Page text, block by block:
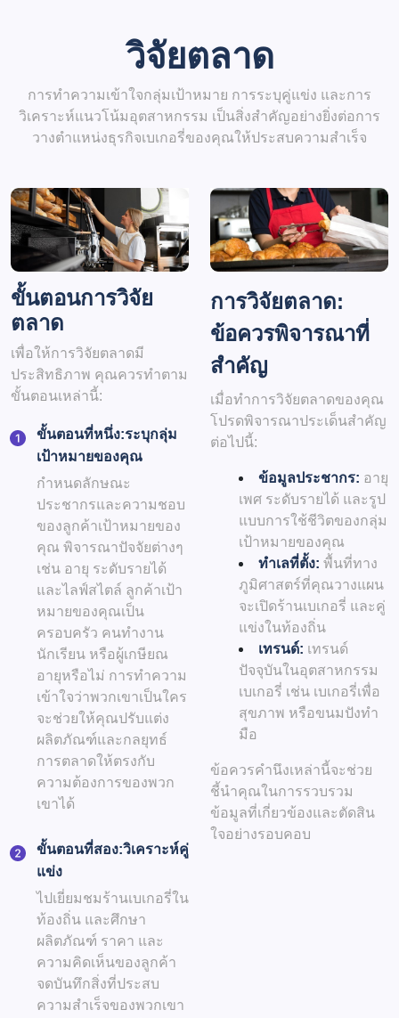
วิจัยตลาด
การทำความเข้าใจกลุ่มเป้าหมาย การระบุคู่แข่ง และการ
วิเคราะห์แนวโน้มอุตสาหกรรม เป็นสิ่งสำคัญอย่างยิ่งต่อการ
วางตำแหน่งธุรกิจเบเกอรี่ของคุณให้ประสบความสำเร็จ
ขั้นตอนการวิจัย
ตลาด
เพื่อให้การวิจัยตลาดมี
ประสิทธิภาพ คุณควรทำตาม
ขั้นตอนเหล่านี้:
ขั้นตอนที่หนึ่ง:ระบุกลุ่ม
เป้าหมายของคุณ
กำหนดลักษณะ
ประชากรและความชอบ
ของลูกค้าเป้าหมายของ
คุณ พิจารณาปัจจัยต่างๆ
เช่น อายุ ระดับรายได้
และไลฟ์สไตล์ ลูกค้าเป้า
หมายของคุณเป็น
ครอบครัว คนทำงาน
นักเรียน หรือผู้เกษียณ
อายุหรือไม่ การทำความ
เข้าใจว่าพวกเขาเป็นใคร
จะช่วยให้คุณปรับแต่ง
ผลิตภัณฑ์และกลยุทธ์
การตลาดให้ตรงกับ
ความต้องการของพวก
เขาได้
ขั้นตอนที่สอง:วิเคราะห์คู่
แข่ง
ไปเยี่ยมชมร้านเบเกอรี่ใน
ท้องถิ่น และศึกษา
ผลิตภัณฑ์ ราคา และ
ความคิดเห็นของลูกค้า
จดบันทึกสิ่งที่ประสบ
ความสำเร็จของพวกเขา
การวิจัยตลาด:
ข้อควรพิจารณาที่
สำคัญ
เมื่อทำการวิจัยตลาดของคุณ
โปรดพิจารณาประเด็นสำคัญ
ต่อไปนี้:
ข้อมูลประชากร: อายุ
เพศ ระดับรายได้ และรูป
แบบการใช้ชีวิตของกลุ่ม
เป้าหมายของคุณ
ทำเลที่ตั้ง: พื้นที่ทาง
ภูมิศาสตร์ที่คุณวางแผน
จะเปิดร้านเบเกอรี่ และคู่
แข่งในท้องถิ่น
เทรนด์: เทรนด์
ปัจจุบันในอุตสาหกรรม
เบเกอรี่ เช่น เบเกอรี่เพื่อ
สุขภาพ หรือขนมปังทำ
มือ
ข้อควรคำนึงเหล่านี้จะช่วย
ชี้นำคุณในการรวบรวม
ข้อมูลที่เกี่ยวข้องและตัดสิน
ใจอย่างรอบคอบ